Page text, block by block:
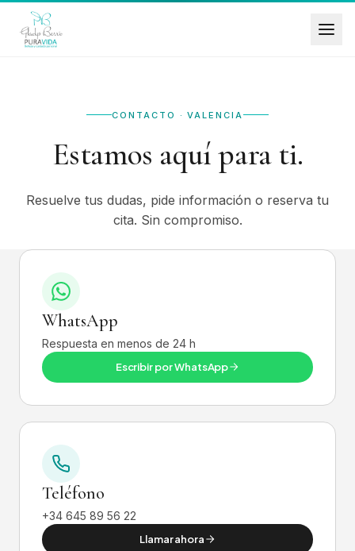
CONTACTO · VALENCIA
Estamos aquí para ti.
Resuelve tus dudas, pide información o reserva tu
cita. Sin compromiso.
WhatsApp
Respuesta en menos de 24 h
Escribir por WhatsApp
Teléfono
+34 645 89 56 22
Llamar ahora